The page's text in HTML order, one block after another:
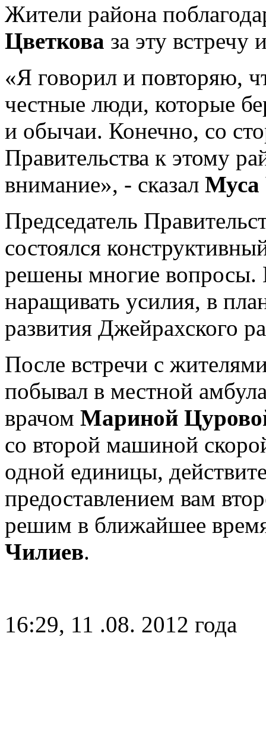
Жители района
Цветкова за эту
«Я говорил и повторяю,
честные люди, которые
и обычаи. Конечно, со
Правительства к этому
внимание», - сказал Муса
Председатель
состоялся
решены многие
наращивать усилия, в
развития Джейрахского
После встречи с
побывал в местной
врачом Мариной
со второй машиной
одной единицы,
предоставлением вам
решим в ближайшее
Чилиев.
16:29, 11 .08. 2012 года